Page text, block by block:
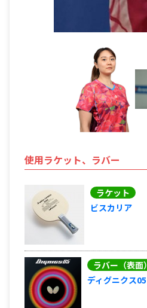
使用ラケット、ラバー
ラケット
ビスカリア
ラバー（表面）
ディグニクス05